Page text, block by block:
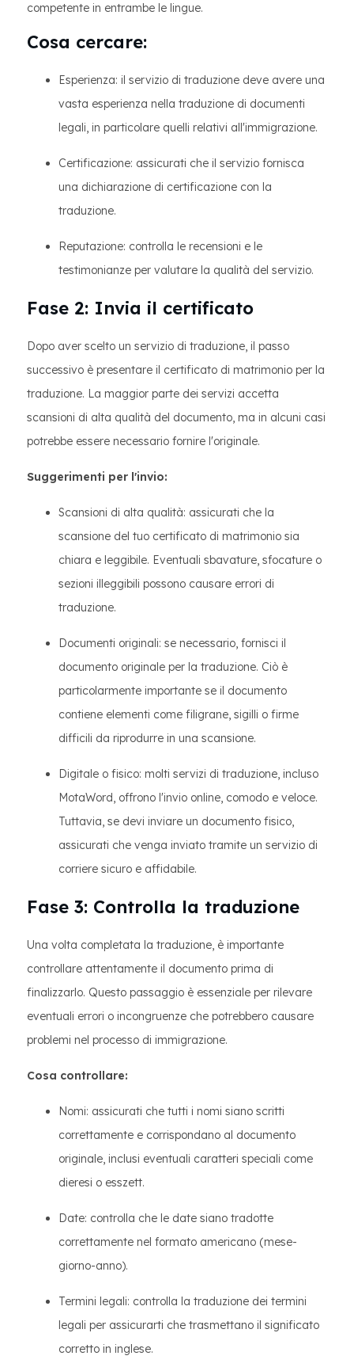
competente in entrambe le lingue.
Cosa cercare:
Esperienza: il servizio di traduzione deve avere una
vasta esperienza nella traduzione di documenti
legali, in particolare quelli relativi all'immigrazione.
Certificazione: assicurati che il servizio fornisca
una dichiarazione di certificazione con la
traduzione.
Reputazione: controlla le recensioni e le
testimonianze per valutare la qualità del servizio.
Fase 2: Invia il certificato
Dopo aver scelto un servizio di traduzione, il passo
successivo è presentare il certificato di matrimonio per la
traduzione. La maggior parte dei servizi accetta
scansioni di alta qualità del documento, ma in alcuni casi
potrebbe essere necessario fornire l'originale.
Suggerimenti per l'invio:
Scansioni di alta qualità: assicurati che la
scansione del tuo certificato di matrimonio sia
chiara e leggibile. Eventuali sbavature, sfocature o
sezioni illeggibili possono causare errori di
traduzione.
Documenti originali: se necessario, fornisci il
documento originale per la traduzione. Ciò è
particolarmente importante se il documento
contiene elementi come filigrane, sigilli o firme
difficili da riprodurre in una scansione.
Digitale o fisico: molti servizi di traduzione, incluso
MotaWord, offrono l'invio online, comodo e veloce.
Tuttavia, se devi inviare un documento fisico,
assicurati che venga inviato tramite un servizio di
corriere sicuro e affidabile.
Fase 3: Controlla la traduzione
Una volta completata la traduzione, è importante
controllare attentamente il documento prima di
finalizzarlo. Questo passaggio è essenziale per rilevare
eventuali errori o incongruenze che potrebbero causare
problemi nel processo di immigrazione.
Cosa controllare:
Nomi: assicurati che tutti i nomi siano scritti
correttamente e corrispondano al documento
originale, inclusi eventuali caratteri speciali come
dieresi o esszett.
Date: controlla che le date siano tradotte
correttamente nel formato americano (mese-
giorno-anno).
Termini legali: controlla la traduzione dei termini
legali per assicurarti che trasmettano il significato
corretto in inglese.